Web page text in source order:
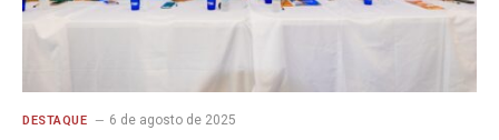
DESTAQUE 6 de agosto de 2025